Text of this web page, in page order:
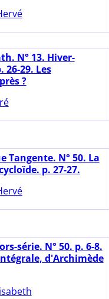
N° 13. Hiver-
26-29. Les
?
Tangente. N° 50. La
p. 27-27.
série. N° 50. p. 6-8.
d'Archimède